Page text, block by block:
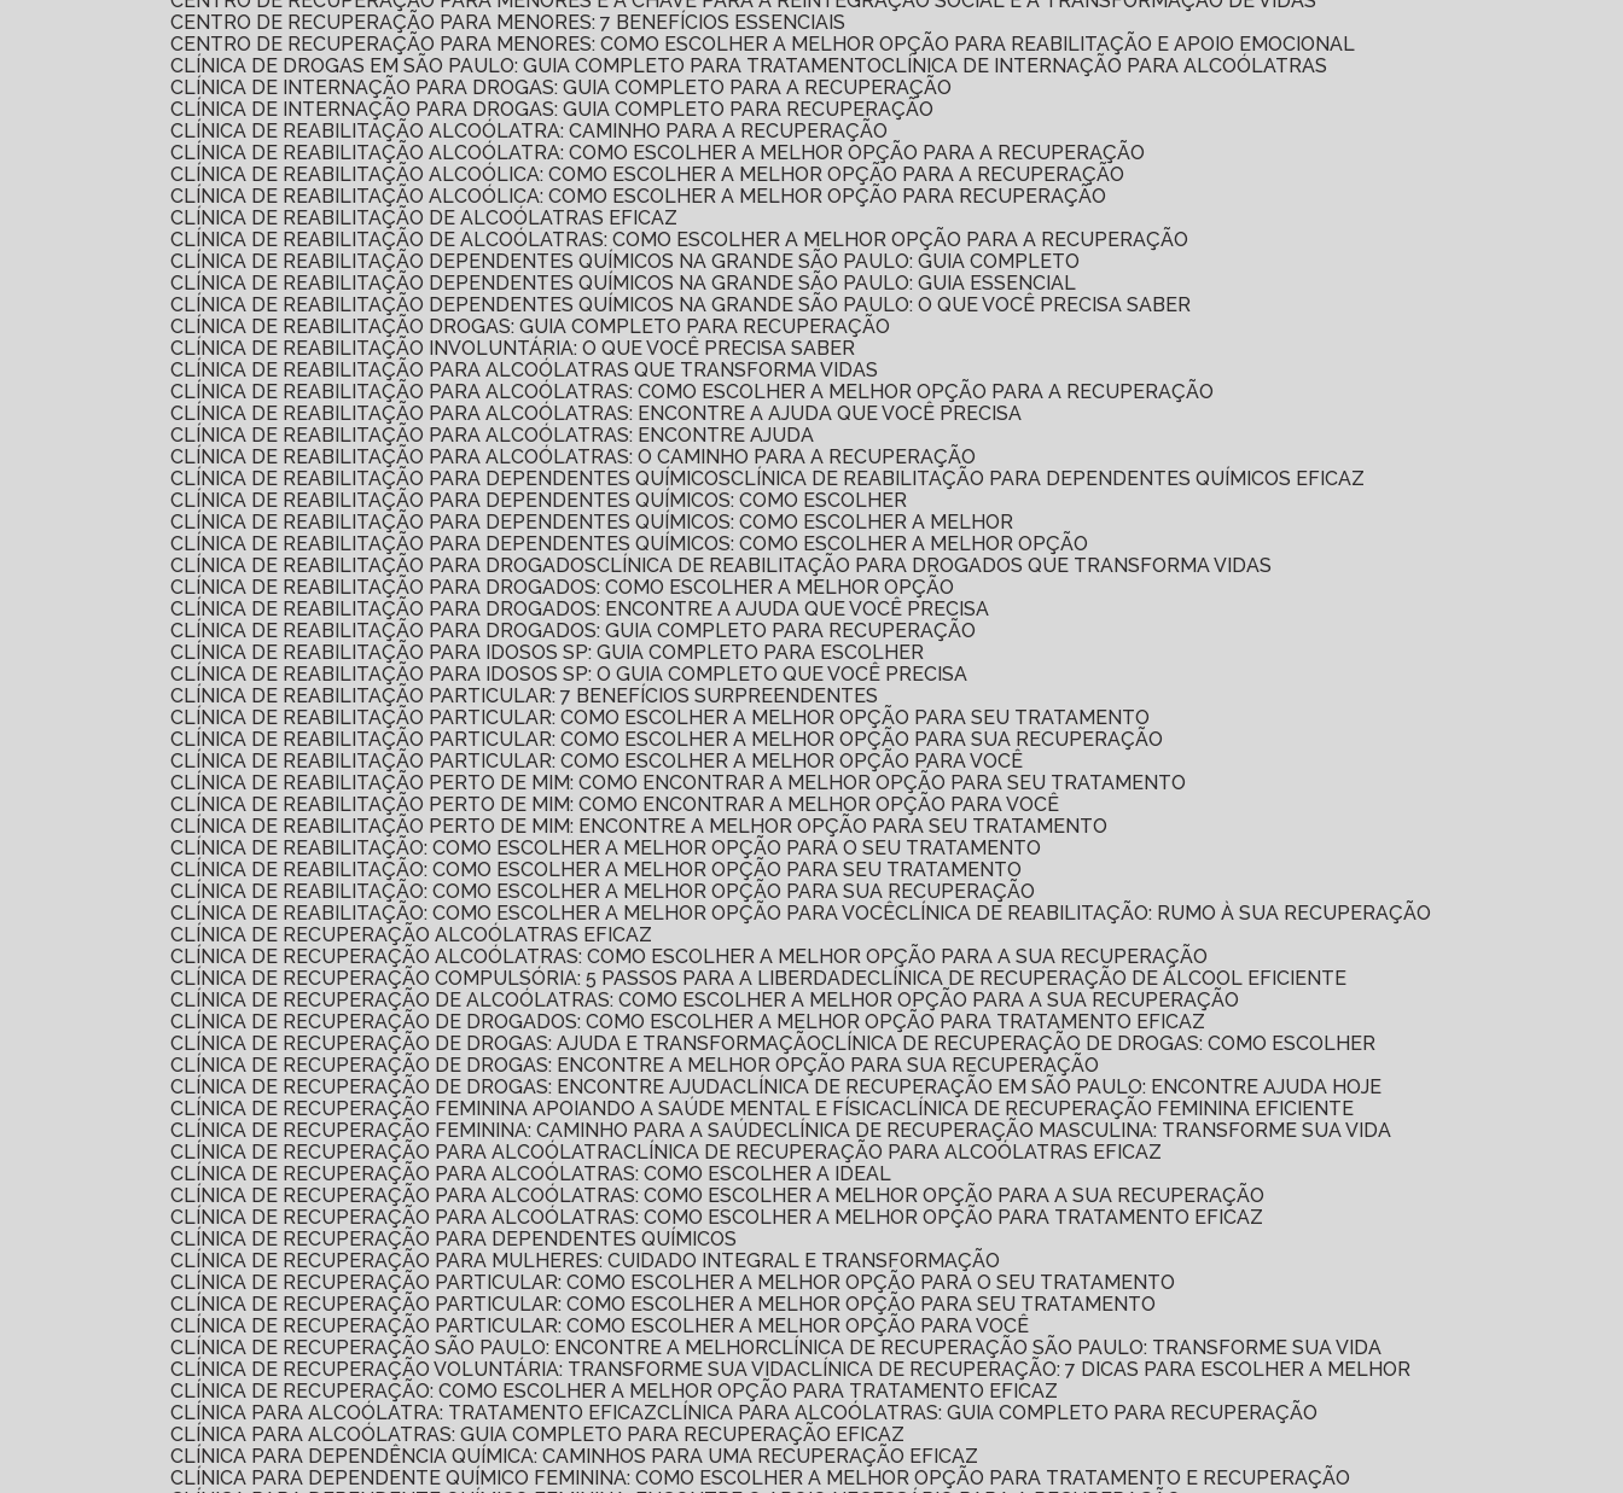
CENTRO DE RECUPERAÇÃO PARA MENORES: 7 BENEFÍCIOS ESSENCIAIS
CENTRO DE RECUPERAÇÃO PARA MENORES: COMO ESCOLHER A MELHOR OPÇÃO PARA REABILITAÇÃO E APOIO EMOCIONAL
CLÍNICA DE DROGAS EM SÃO PAULO: GUIA COMPLETO PARA TRATAMENTO
CLÍNICA DE INTERNAÇÃO PARA ALCOÓLATRAS
CLÍNICA DE INTERNAÇÃO PARA DROGAS: GUIA COMPLETO PARA A RECUPERAÇÃO
CLÍNICA DE INTERNAÇÃO PARA DROGAS: GUIA COMPLETO PARA RECUPERAÇÃO
CLÍNICA DE REABILITAÇÃO ALCOÓLATRA: CAMINHO PARA A RECUPERAÇÃO
CLÍNICA DE REABILITAÇÃO ALCOÓLATRA: COMO ESCOLHER A MELHOR OPÇÃO PARA A RECUPERAÇÃO
CLÍNICA DE REABILITAÇÃO ALCOÓLICA: COMO ESCOLHER A MELHOR OPÇÃO PARA A RECUPERAÇÃO
CLÍNICA DE REABILITAÇÃO ALCOÓLICA: COMO ESCOLHER A MELHOR OPÇÃO PARA RECUPERAÇÃO
CLÍNICA DE REABILITAÇÃO DE ALCOÓLATRAS EFICAZ
CLÍNICA DE REABILITAÇÃO DE ALCOÓLATRAS: COMO ESCOLHER A MELHOR OPÇÃO PARA A RECUPERAÇÃO
CLÍNICA DE REABILITAÇÃO DEPENDENTES QUÍMICOS NA GRANDE SÃO PAULO: GUIA COMPLETO
CLÍNICA DE REABILITAÇÃO DEPENDENTES QUÍMICOS NA GRANDE SÃO PAULO: GUIA ESSENCIAL
CLÍNICA DE REABILITAÇÃO DEPENDENTES QUÍMICOS NA GRANDE SÃO PAULO: O QUE VOCÊ PRECISA SABER
CLÍNICA DE REABILITAÇÃO DROGAS: GUIA COMPLETO PARA RECUPERAÇÃO
CLÍNICA DE REABILITAÇÃO INVOLUNTÁRIA: O QUE VOCÊ PRECISA SABER
CLÍNICA DE REABILITAÇÃO PARA ALCOÓLATRAS QUE TRANSFORMA VIDAS
CLÍNICA DE REABILITAÇÃO PARA ALCOÓLATRAS: COMO ESCOLHER A MELHOR OPÇÃO PARA A RECUPERAÇÃO
CLÍNICA DE REABILITAÇÃO PARA ALCOÓLATRAS: ENCONTRE A AJUDA QUE VOCÊ PRECISA
CLÍNICA DE REABILITAÇÃO PARA ALCOÓLATRAS: ENCONTRE AJUDA
CLÍNICA DE REABILITAÇÃO PARA ALCOÓLATRAS: O CAMINHO PARA A RECUPERAÇÃO
CLÍNICA DE REABILITAÇÃO PARA DEPENDENTES QUÍMICOS
CLÍNICA DE REABILITAÇÃO PARA DEPENDENTES QUÍMICOS EFICAZ
CLÍNICA DE REABILITAÇÃO PARA DEPENDENTES QUÍMICOS: COMO ESCOLHER
CLÍNICA DE REABILITAÇÃO PARA DEPENDENTES QUÍMICOS: COMO ESCOLHER A MELHOR
CLÍNICA DE REABILITAÇÃO PARA DEPENDENTES QUÍMICOS: COMO ESCOLHER A MELHOR OPÇÃO
CLÍNICA DE REABILITAÇÃO PARA DROGADOS
CLÍNICA DE REABILITAÇÃO PARA DROGADOS QUE TRANSFORMA VIDAS
CLÍNICA DE REABILITAÇÃO PARA DROGADOS: COMO ESCOLHER A MELHOR OPÇÃO
CLÍNICA DE REABILITAÇÃO PARA DROGADOS: ENCONTRE A AJUDA QUE VOCÊ PRECISA
CLÍNICA DE REABILITAÇÃO PARA DROGADOS: GUIA COMPLETO PARA RECUPERAÇÃO
CLÍNICA DE REABILITAÇÃO PARA IDOSOS SP: GUIA COMPLETO PARA ESCOLHER
CLÍNICA DE REABILITAÇÃO PARA IDOSOS SP: O GUIA COMPLETO QUE VOCÊ PRECISA
CLÍNICA DE REABILITAÇÃO PARTICULAR: 7 BENEFÍCIOS SURPREENDENTES
CLÍNICA DE REABILITAÇÃO PARTICULAR: COMO ESCOLHER A MELHOR OPÇÃO PARA SEU TRATAMENTO
CLÍNICA DE REABILITAÇÃO PARTICULAR: COMO ESCOLHER A MELHOR OPÇÃO PARA SUA RECUPERAÇÃO
CLÍNICA DE REABILITAÇÃO PARTICULAR: COMO ESCOLHER A MELHOR OPÇÃO PARA VOCÊ
CLÍNICA DE REABILITAÇÃO PERTO DE MIM: COMO ENCONTRAR A MELHOR OPÇÃO PARA SEU TRATAMENTO
CLÍNICA DE REABILITAÇÃO PERTO DE MIM: COMO ENCONTRAR A MELHOR OPÇÃO PARA VOCÊ
CLÍNICA DE REABILITAÇÃO PERTO DE MIM: ENCONTRE A MELHOR OPÇÃO PARA SEU TRATAMENTO
CLÍNICA DE REABILITAÇÃO: COMO ESCOLHER A MELHOR OPÇÃO PARA O SEU TRATAMENTO
CLÍNICA DE REABILITAÇÃO: COMO ESCOLHER A MELHOR OPÇÃO PARA SEU TRATAMENTO
CLÍNICA DE REABILITAÇÃO: COMO ESCOLHER A MELHOR OPÇÃO PARA SUA RECUPERAÇÃO
CLÍNICA DE REABILITAÇÃO: COMO ESCOLHER A MELHOR OPÇÃO PARA VOCÊ
CLÍNICA DE REABILITAÇÃO: RUMO À SUA RECUPERAÇÃO
CLÍNICA DE RECUPERAÇÃO ALCOÓLATRAS EFICAZ
CLÍNICA DE RECUPERAÇÃO ALCOÓLATRAS: COMO ESCOLHER A MELHOR OPÇÃO PARA A SUA RECUPERAÇÃO
CLÍNICA DE RECUPERAÇÃO COMPULSÓRIA: 5 PASSOS PARA A LIBERDADE
CLÍNICA DE RECUPERAÇÃO DE ÁLCOOL EFICIENTE
CLÍNICA DE RECUPERAÇÃO DE ALCOÓLATRAS: COMO ESCOLHER A MELHOR OPÇÃO PARA A SUA RECUPERAÇÃO
CLÍNICA DE RECUPERAÇÃO DE DROGADOS: COMO ESCOLHER A MELHOR OPÇÃO PARA TRATAMENTO EFICAZ
CLÍNICA DE RECUPERAÇÃO DE DROGAS: AJUDA E TRANSFORMAÇÃO
CLÍNICA DE RECUPERAÇÃO DE DROGAS: COMO ESCOLHER
CLÍNICA DE RECUPERAÇÃO DE DROGAS: ENCONTRE A MELHOR OPÇÃO PARA SUA RECUPERAÇÃO
CLÍNICA DE RECUPERAÇÃO DE DROGAS: ENCONTRE AJUDA
CLÍNICA DE RECUPERAÇÃO EM SÃO PAULO: ENCONTRE AJUDA HOJE
CLÍNICA DE RECUPERAÇÃO FEMININA APOIANDO A SAÚDE MENTAL E FÍSICA
CLÍNICA DE RECUPERAÇÃO FEMININA EFICIENTE
CLÍNICA DE RECUPERAÇÃO FEMININA: CAMINHO PARA A SAÚDE
CLÍNICA DE RECUPERAÇÃO MASCULINA: TRANSFORME SUA VIDA
CLÍNICA DE RECUPERAÇÃO PARA ALCOÓLATRA
CLÍNICA DE RECUPERAÇÃO PARA ALCOÓLATRAS EFICAZ
CLÍNICA DE RECUPERAÇÃO PARA ALCOÓLATRAS: COMO ESCOLHER A IDEAL
CLÍNICA DE RECUPERAÇÃO PARA ALCOÓLATRAS: COMO ESCOLHER A MELHOR OPÇÃO PARA A SUA RECUPERAÇÃO
CLÍNICA DE RECUPERAÇÃO PARA ALCOÓLATRAS: COMO ESCOLHER A MELHOR OPÇÃO PARA TRATAMENTO EFICAZ
CLÍNICA DE RECUPERAÇÃO PARA DEPENDENTES QUÍMICOS
CLÍNICA DE RECUPERAÇÃO PARA MULHERES: CUIDADO INTEGRAL E TRANSFORMAÇÃO
CLÍNICA DE RECUPERAÇÃO PARTICULAR: COMO ESCOLHER A MELHOR OPÇÃO PARA O SEU TRATAMENTO
CLÍNICA DE RECUPERAÇÃO PARTICULAR: COMO ESCOLHER A MELHOR OPÇÃO PARA SEU TRATAMENTO
CLÍNICA DE RECUPERAÇÃO PARTICULAR: COMO ESCOLHER A MELHOR OPÇÃO PARA VOCÊ
CLÍNICA DE RECUPERAÇÃO SÃO PAULO: ENCONTRE A MELHOR
CLÍNICA DE RECUPERAÇÃO SÃO PAULO: TRANSFORME SUA VIDA
CLÍNICA DE RECUPERAÇÃO VOLUNTÁRIA: TRANSFORME SUA VIDA
CLÍNICA DE RECUPERAÇÃO: 7 DICAS PARA ESCOLHER A MELHOR
CLÍNICA DE RECUPERAÇÃO: COMO ESCOLHER A MELHOR OPÇÃO PARA TRATAMENTO EFICAZ
CLÍNICA PARA ALCOÓLATRA: TRATAMENTO EFICAZ
CLÍNICA PARA ALCOÓLATRAS: GUIA COMPLETO PARA RECUPERAÇÃO
CLÍNICA PARA ALCOÓLATRAS: GUIA COMPLETO PARA RECUPERAÇÃO EFICAZ
CLÍNICA PARA DEPENDÊNCIA QUÍMICA: CAMINHOS PARA UMA RECUPERAÇÃO EFICAZ
CLÍNICA PARA DEPENDENTE QUÍMICO FEMININA: COMO ESCOLHER A MELHOR OPÇÃO PARA TRATAMENTO E RECUPERAÇÃO